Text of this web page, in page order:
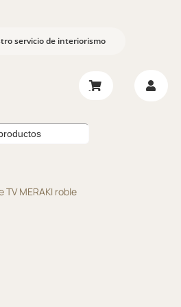
servicio de interiorismo
TV MERAKI roble